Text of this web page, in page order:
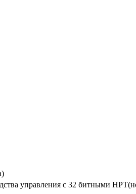
управления с 32 битными